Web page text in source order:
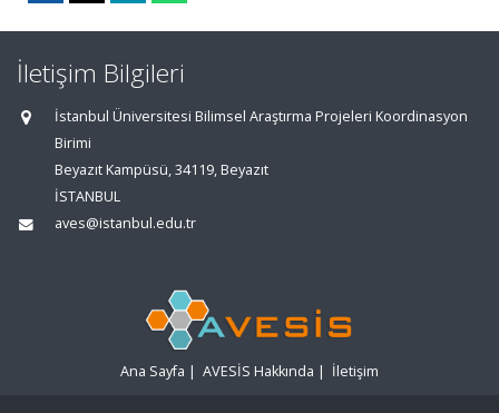
İletişim Bilgileri
İstanbul Üniversitesi Bilimsel Araştırma Projeleri Koordinasyon
Birimi
Beyazıt Kampüsü, 34119, Beyazıt
İSTANBUL
aves@istanbul.edu.tr
Ana Sayfa | AVESİS Hakkında | İletişim